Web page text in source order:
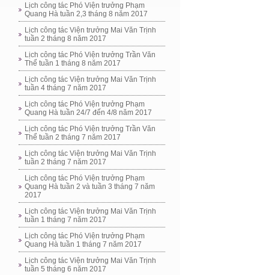
Lịch công tác Phó Viện trưởng Phạm
Quang Hà tuần 2,3 tháng 8 năm 2017
Lịch công tác Viện trưởng Mai Văn Trịnh
tuần 2 tháng 8 năm 2017
Lịch công tác Phó Viện trưởng Trần Văn
Thể tuần 1 tháng 8 năm 2017
Lịch công tác Viện trưởng Mai Văn Trịnh
tuần 4 tháng 7 năm 2017
Lịch công tác Phó Viện trưởng Phạm
Quang Hà tuần 24/7 đến 4/8 năm 2017
Lịch công tác Phó Viện trưởng Trần Văn
Thể tuần 2 tháng 7 năm 2017
Lịch công tác Viện trưởng Mai Văn Trịnh
tuần 2 tháng 7 năm 2017
Lịch công tác Phó Viện trưởng Phạm
Quang Hà tuần 2 và tuần 3 tháng 7 năm
2017
Lịch công tác Viện trưởng Mai Văn Trịnh
tuần 1 tháng 7 năm 2017
Lịch công tác Phó Viện trưởng Phạm
Quang Hà tuần 1 tháng 7 năm 2017
Lịch công tác Viện trưởng Mai Văn Trịnh
tuần 5 tháng 6 năm 2017